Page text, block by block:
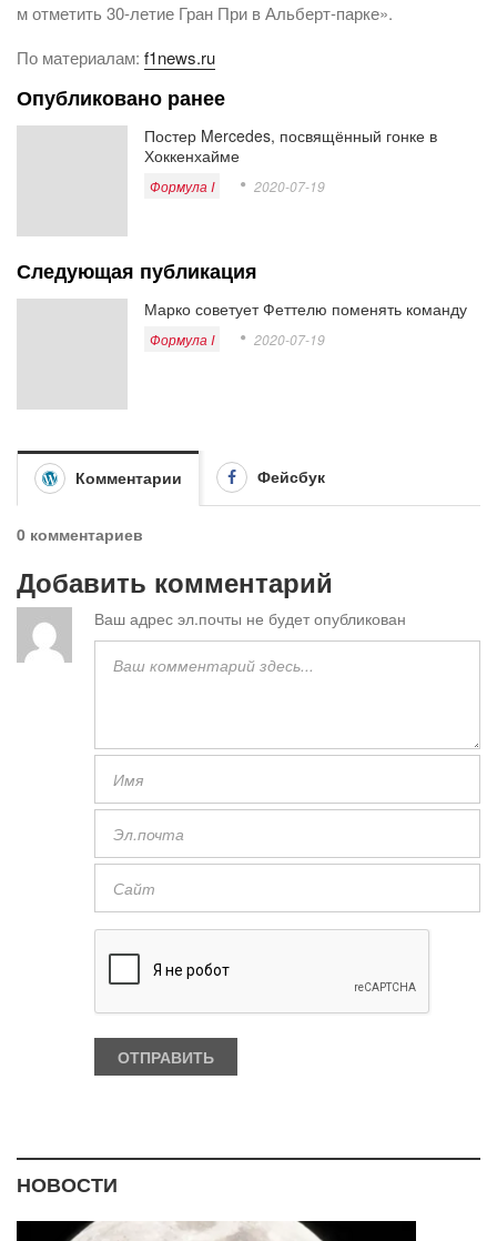
м отметить 30-летие Гран При в Альберт-парке».
По материалам: f1news.ru
Опубликовано ранее
Постер Mercedes, посвящённый гонке в
Хоккенхайме
Формула I 2020-07-19
Следующая публикация
Марко советует Феттелю поменять команду
Формула I 2020-07-19
Комментарии Фейсбук
0 комментариев
Добавить комментарий
Ваш адрес эл.почты не будет опубликован
НОВОСТИ